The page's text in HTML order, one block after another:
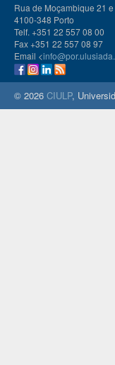
Rua de Moçambique 21
4100-348 Porto
Telf. +351 22 557 08 00
Fax +351 22 557 08 97
Email <
© 2026 CIULP,